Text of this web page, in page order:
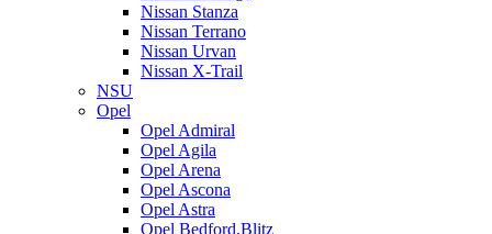
Nissan Stanza
Nissan Terrano
Nissan Urvan
Nissan X-Trail
NSU
Opel
Opel Admiral
Opel Agila
Opel Arena
Opel Ascona
Opel Astra
Opel Bedford,Blitz